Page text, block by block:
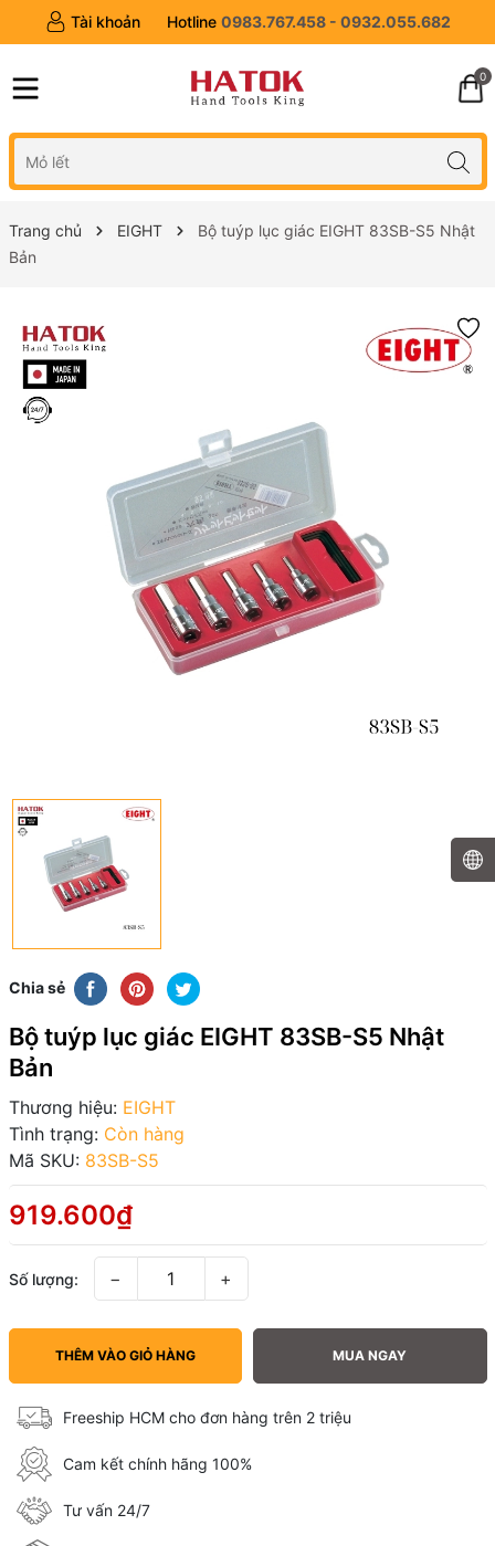
Tài khoản Hotline 0983.767.458 - 0932.055.682
0
Trang chủ EIGHT
Bộ tuýp lục giác EIGHT 83SB-S5 Nhật
Bản
Chia sẻ
Bộ tuýp lục giác EIGHT 83SB-S5 Nhật
Bản
Thương hiệu: EIGHT
Tình trạng: Còn hàng
Mã SKU: 83SB-S5
919.600₫
Số lượng: − +
THÊM VÀO GIỎ HÀNG MUA NGAY
Freeship HCM cho đơn hàng trên 2 triệu
Cam kết chính hãng 100%
Tư vấn 24/7